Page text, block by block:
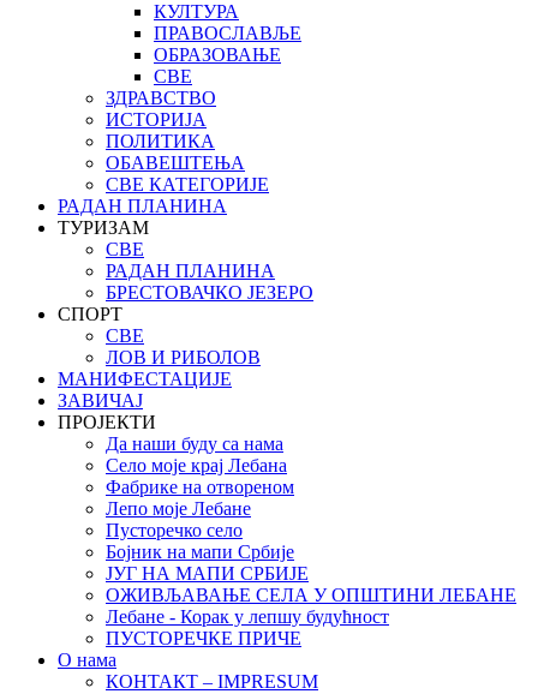
КУЛТУРА
ПРАВОСЛАВЉЕ
ОБРАЗОВАЊЕ
СВЕ
ЗДРАВСТВО
ИСТОРИЈА
ПОЛИТИКА
ОБАВЕШТЕЊА
СВЕ КАТЕГОРИЈЕ
РАДАН ПЛАНИНА
ТУРИЗАМ
СВЕ
РАДАН ПЛАНИНА
БРЕСТОВАЧКО ЈЕЗЕРО
СПОРТ
СВЕ
ЛОВ И РИБОЛОВ
МАНИФЕСТАЦИЈЕ
ЗАВИЧАЈ
ПРОЈЕКТИ
Да наши буду са нама
Село моје крај Лебана
Фабрике на отвореном
Лепо моје Лебане
Пусторечко село
Бојник на мапи Србије
ЈУГ НА МАПИ СРБИЈЕ
ОЖИВЉАВАЊЕ СЕЛА У ОПШТИНИ ЛЕБАНЕ
Лебане - Корак у лепшу будућност
ПУСТОРЕЧКЕ ПРИЧЕ
О нама
КОНТАКТ – IMPRESUM